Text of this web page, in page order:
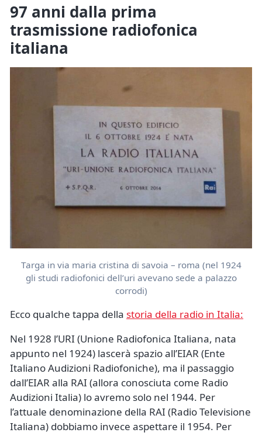
97 anni dalla prima
trasmissione radiofonica
italiana
Targa in via maria cristina di savoia – roma (nel 1924
gli studi radiofonici dell’uri avevano sede a palazzo
corrodi)
Ecco qualche tappa della storia della radio in Italia:
Nel 1928 l’URI (Unione Radiofonica Italiana, nata
appunto nel 1924) lascerà spazio all’EIAR (Ente
Italiano Audizioni Radiofoniche), ma il passaggio
dall’EIAR alla RAI (allora conosciuta come Radio
Audizioni Italia) lo avremo solo nel 1944. Per
l’attuale denominazione della RAI (Radio Televisione
Italiana) dobbiamo invece aspettare il 1954. Per